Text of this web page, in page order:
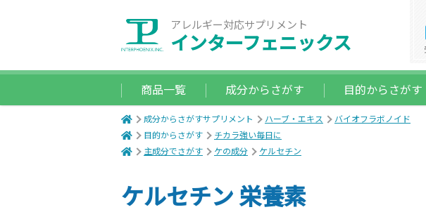
アレルギー対応サプリメント
インターフェニックス
商品一覧 成分からさがす 目的からさがす
成分からさがすサプリメント ハーブ・エキス
バイオフラボノイド
目的からさがす
チカラ強い毎日に
主成分でさがす
ケの成分 ケルセチン
ケルセチン 栄養素